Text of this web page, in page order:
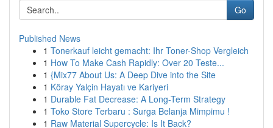
Go
Published News
1 Tonerkauf leicht gemacht: Ihr Toner-Shop Vergleich
1 How To Make Cash Rapidly: Over 20 Teste...
1 {Mix77 About Us: A Deep Dive into the Site
1 Köray Yalçin Hayatı ve Kariyeri
1 Durable Fat Decrease: A Long-Term Strategy
1 Toko Store Terbaru : Surga Belanja Mimpimu !
1 Raw Material Supercycle: Is It Back?